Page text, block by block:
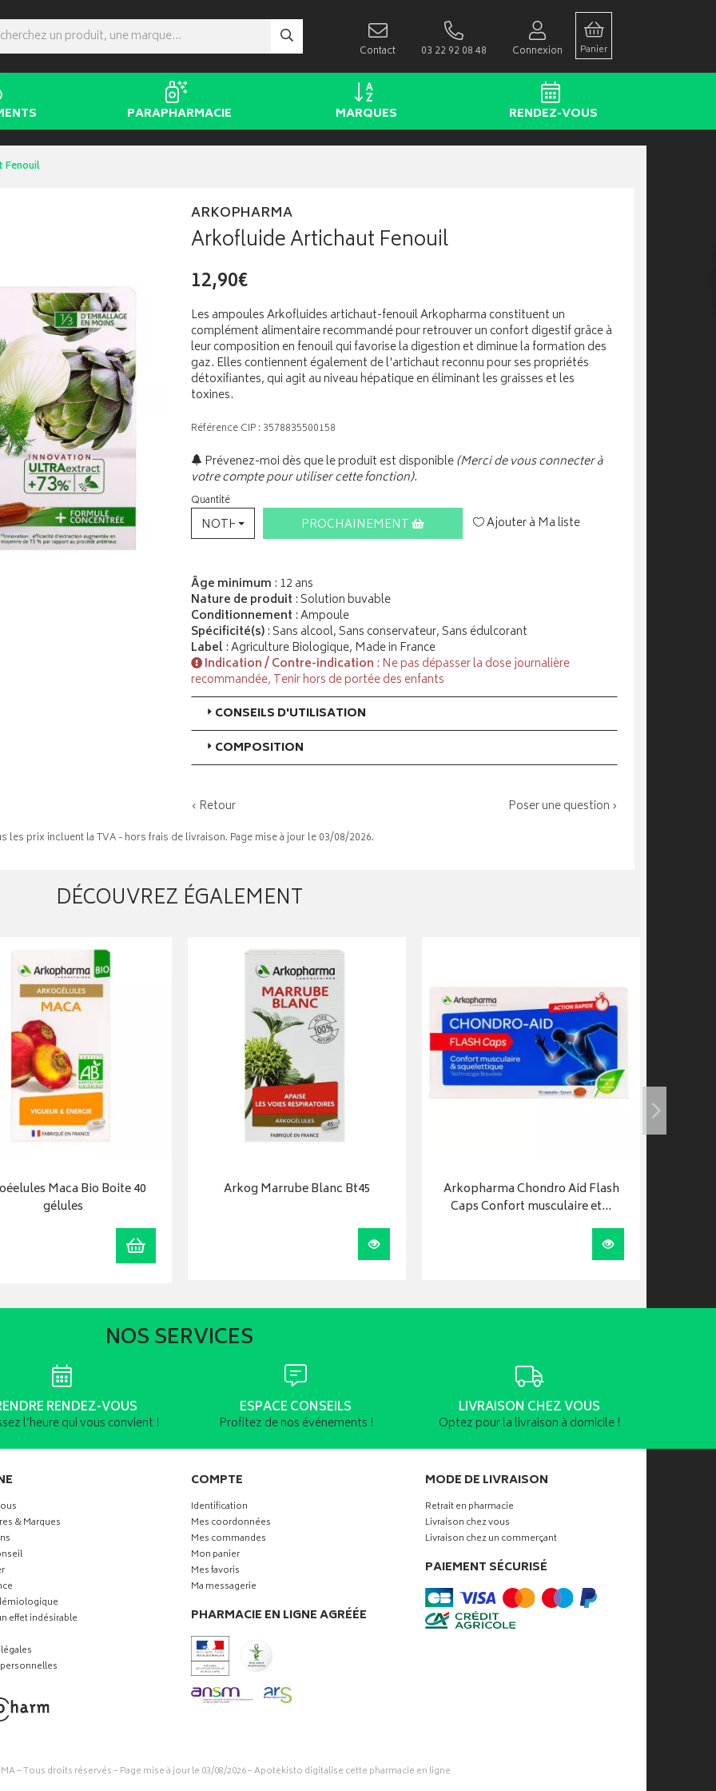
Contact 03 22 92 08 48 Connexion Panier
PARAPHARMACIE MARQUES RENDEZ-VOUS
Fenouil
ARKOPHARMA
Arkofluide Artichaut Fenouil
12,90€
Les ampoules Arkofluides artichaut-fenouil Arkopharma constituent un
complément alimentaire recommandé pour retrouver un confort digestif grâce à
leur composition en fenouil qui favorise la digestion et diminue la formation des
gaz. Elles contiennent également de l'artichaut reconnu pour ses propriétés
détoxifiantes, qui agit au niveau hépatique en éliminant les graisses et les
toxines.
Référence CIP : 3578835500158
Prévenez-moi dès que le produit est disponible(Merci de vous connecter à
votre compte pour utiliser cette fonction).
Quantité
NOTHING SELECTEDPROCHAINEMENT Ajouter à Ma liste
Âge minimum : 12 ans
Nature de produit : Solution buvable
Conditionnement : Ampoule
Spécificité(s): Sans alcool, Sans conservateur, Sans édulcorant
Label: Agriculture Biologique, Made in France
Indication / Contre-indication : Ne pas dépasser la dose journalière
recommandée, Tenir hors de portée des enfants
CONSEILS D'UTILISATION
COMPOSITION
‹ Retour Poser une question ›
les prix incluent la TVA - hors frais de livraison. Page mise à jour le 03/08/2026.
DÉCOUVREZ ÉGALEMENT
Maca Bio Boite 40
gélules
Ajouter au panier
Arkog Marrube Blanc Bt45
Visualiser
Arkopharma Chondro Aid Flash
Caps Confort musculaire et…
Visualiser
NOS SERVICES
RENDEZ-VOUS
l’heure qui vous convient !
ESPACE CONSEILS
Profitez de nos événements !
LIVRAISON CHEZ VOUS
Optez pour la livraison à domicile !
& Marques
effet indésirable
COMPTE
Identification
Mes coordonnées
Mes commandes
Mon panier
Mes favoris
Ma messagerie
PHARMACIE EN LIGNE AGRÉÉE
MODE DE LIVRAISON
Retrait en pharmacie
Livraison chez vous
Livraison chez un commerçant
PAIEMENT SÉCURISÉ
– Tous droits réservés – Page mise à jour le 03/08/2026 –Apotekisto digitalise cette pharmacie en ligne